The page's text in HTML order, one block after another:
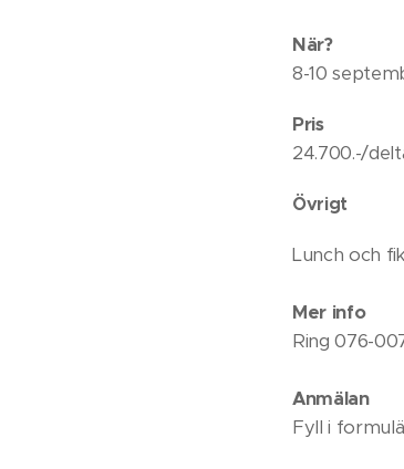
När?
8-10
Pris
24.700.-/
Övrigt
Lunch och
Mer info
Ring 076-
Anmälan
Fyll i